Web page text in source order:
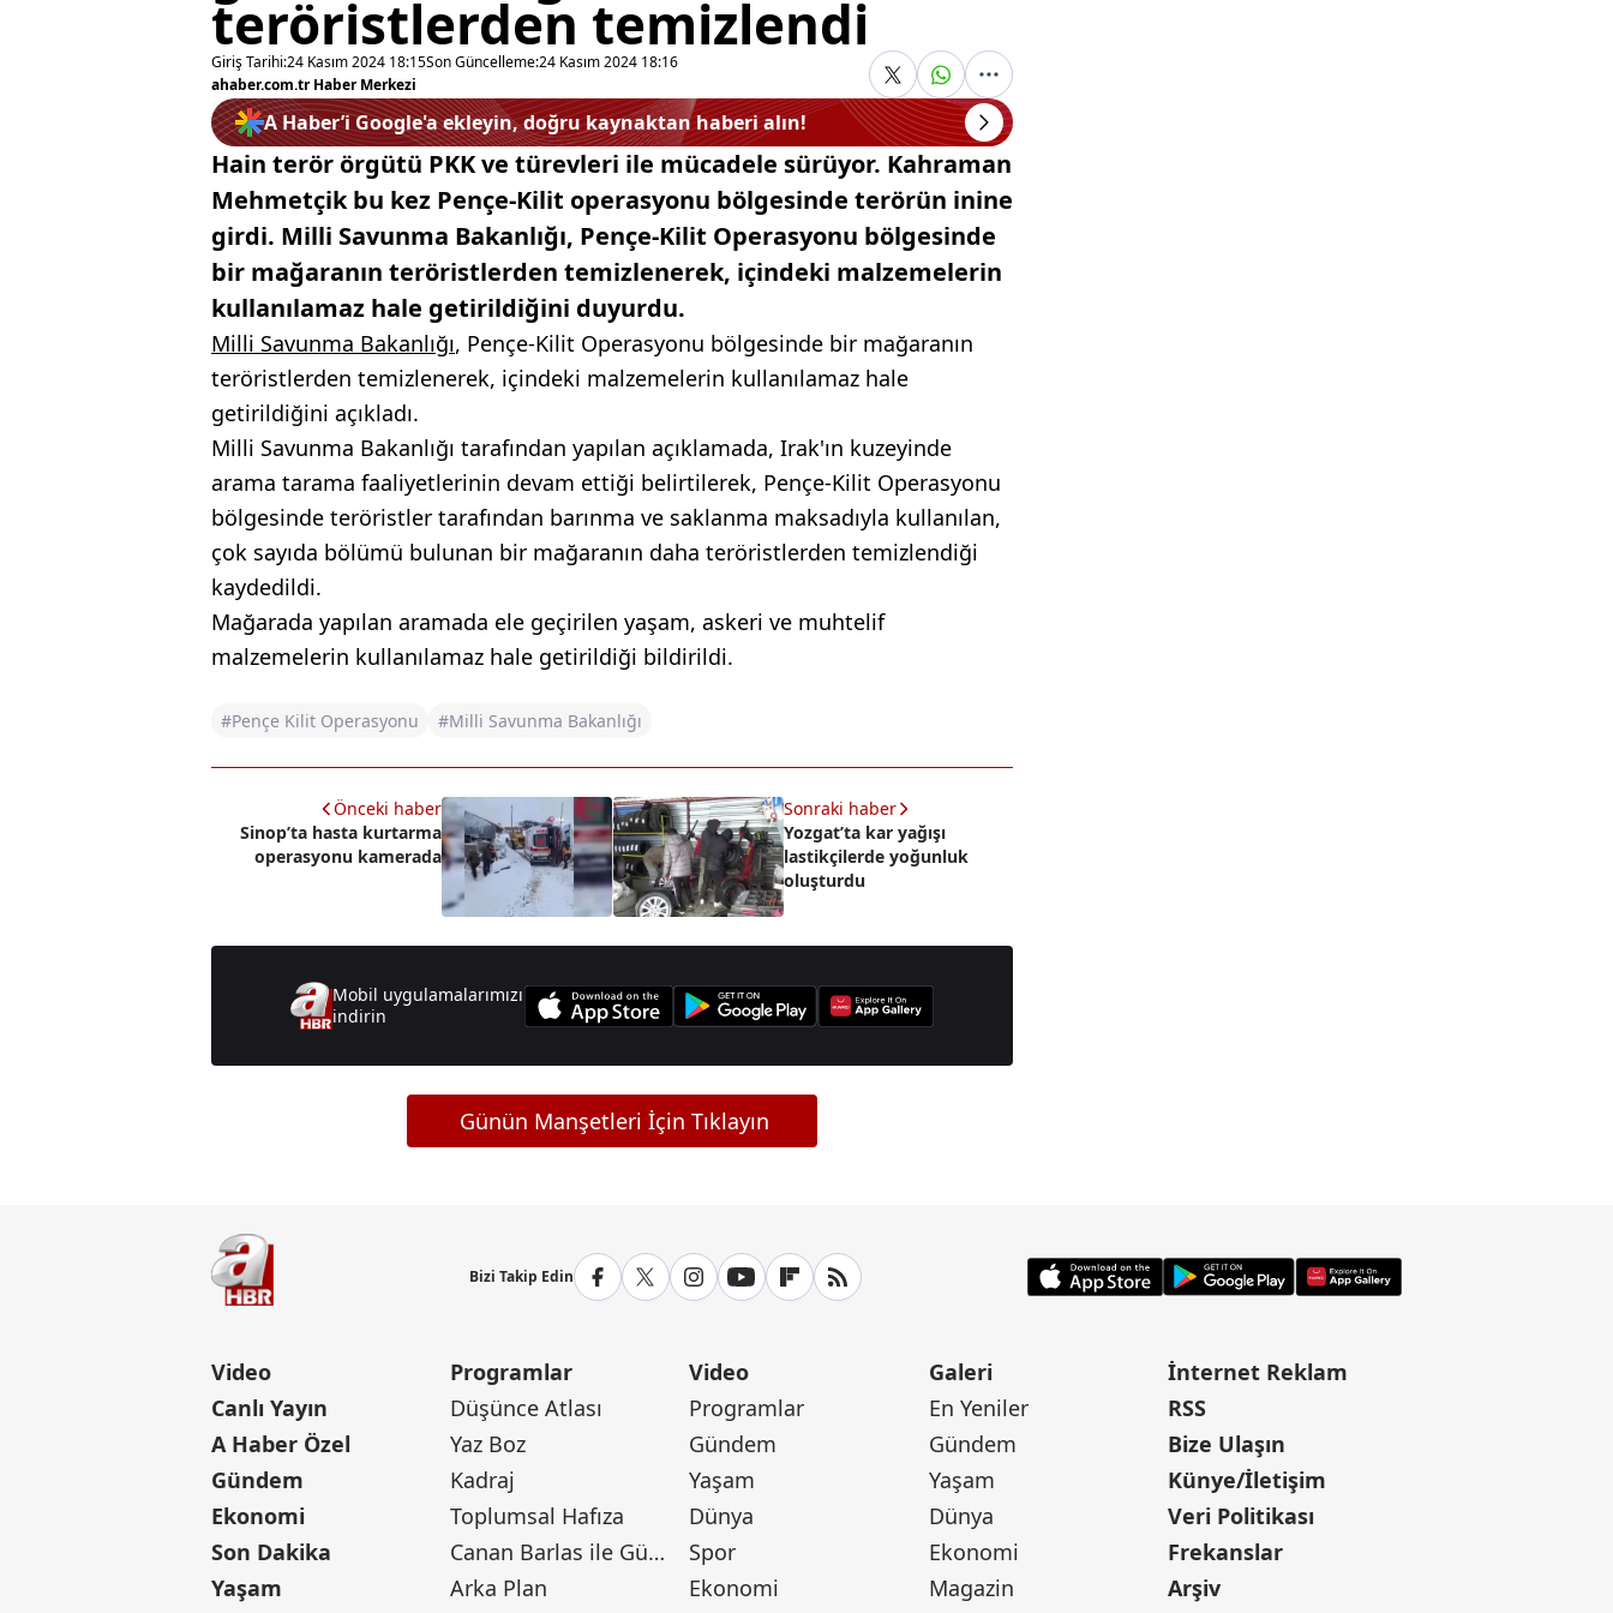
teröristlerden temizlendi
Giriş Tarihi:24 Kasım 2024 18:15Son Güncelleme:24 Kasım 2024 18:16
ahaber.com.tr Haber Merkezi
A Haber’i Google'a ekleyin, doğru kaynaktan haberi alın!
Hain terör örgütü PKK ve türevleri ile mücadele sürüyor. Kahraman
Mehmetçik bu kez Pençe-Kilit operasyonu bölgesinde terörün inine
girdi. Milli Savunma Bakanlığı, Pençe-Kilit Operasyonu bölgesinde
bir mağaranın teröristlerden temizlenerek, içindeki malzemelerin
kullanılamaz hale getirildiğini duyurdu.
Milli Savunma Bakanlığı, Pençe-Kilit Operasyonu bölgesinde bir mağaranın
teröristlerden temizlenerek, içindeki malzemelerin kullanılamaz hale
getirildiğini açıkladı.
Milli Savunma Bakanlığı tarafından yapılan açıklamada, Irak'ın kuzeyinde
arama tarama faaliyetlerinin devam ettiği belirtilerek, Pençe-Kilit Operasyonu
bölgesinde teröristler tarafından barınma ve saklanma maksadıyla kullanılan,
çok sayıda bölümü bulunan bir mağaranın daha teröristlerden temizlendiği
kaydedildi.
Mağarada yapılan aramada ele geçirilen yaşam, askeri ve muhtelif
malzemelerin kullanılamaz hale getirildiği bildirildi.
#Pençe Kilit Operasyonu #Milli Savunma Bakanlığı
Önceki haber
Sinop’ta hasta kurtarma
operasyonu kamerada
Sonraki haber
Yozgat’ta kar yağışı
lastikçilerde yoğunluk
oluşturdu
Mobil uygulamalarımızı
indirin
Günün Manşetleri İçin Tıklayın
Bizi Takip Edin
Video
Canlı Yayın
A Haber Özel
Gündem
Ekonomi
Son Dakika
Yaşam
Programlar
Düşünce Atlası
Yaz Boz
Kadraj
Toplumsal Hafıza
Canan Barlas ile Gündem
Arka Plan
Video
Programlar
Gündem
Yaşam
Dünya
Spor
Ekonomi
Galeri
En Yeniler
Gündem
Yaşam
Dünya
Ekonomi
Magazin
İnternet Reklam
RSS
Bize Ulaşın
Künye/İletişim
Veri Politikası
Frekanslar
Arşiv